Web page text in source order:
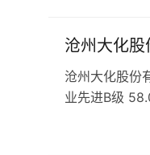
沧州大化
沧州大化股份
业先进B级